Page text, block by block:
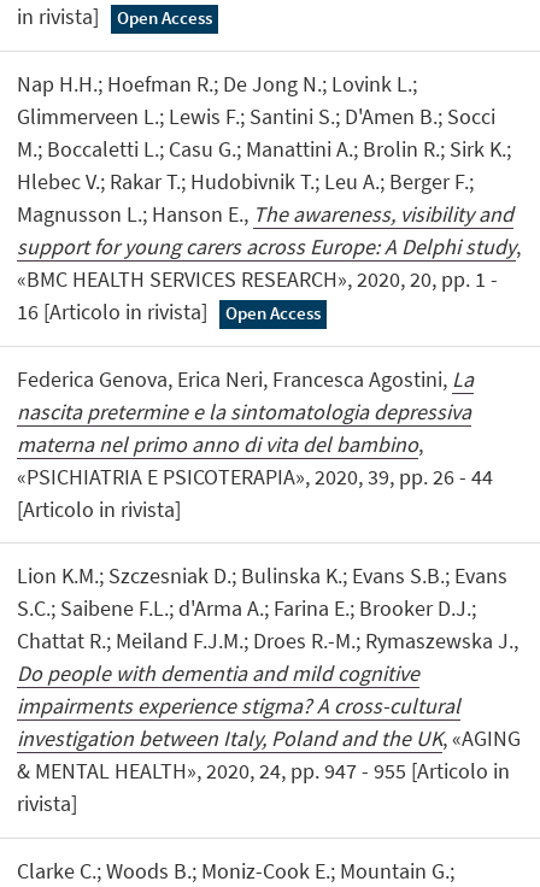
in rivista]
Open Access
Nap H.H.; Hoefman R.; De Jong N.; Lovink L.;
Glimmerveen L.; Lewis F.; Santini S.; D'Amen B.; Socci
M.; Boccaletti L.; Casu G.; Manattini A.; Brolin R.; Sirk K.;
Hlebec V.; Rakar T.; Hudobivnik T.; Leu A.; Berger F.;
Magnusson L.; Hanson E., The awareness, visibility and
support for young carers across Europe: A Delphi study,
«BMC HEALTH SERVICES RESEARCH», 2020, 20, pp. 1 -
16 [Articolo in rivista]
Open Access
Federica Genova, Erica Neri, Francesca Agostini, La
nascita pretermine e la sintomatologia depressiva
materna nel primo anno di vita del bambino,
«PSICHIATRIA E PSICOTERAPIA», 2020, 39, pp. 26 - 44
[Articolo in rivista]
Lion K.M.; Szczesniak D.; Bulinska K.; Evans S.B.; Evans
S.C.; Saibene F.L.; d'Arma A.; Farina E.; Brooker D.J.;
Chattat R.; Meiland F.J.M.; Droes R.-M.; Rymaszewska J.,
Do people with dementia and mild cognitive
impairments experience stigma? A cross-cultural
investigation between Italy, Poland and the UK, «AGING
& MENTAL HEALTH», 2020, 24, pp. 947 - 955 [Articolo in
rivista]
Clarke C.; Woods B.; Moniz-Cook E.; Mountain G.;